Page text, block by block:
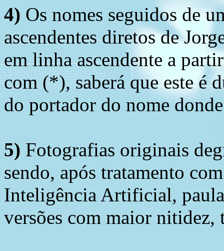
4) Os nomes seguidos de
ascendentes diretos de
em linha ascendente a
com (*), saberá que este é
do portador do nome
5) Fotografias originais
sendo, após tratamento
Inteligência Artificial,
versões com maior nitidez,